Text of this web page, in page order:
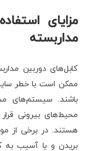
مزایای
مداربسته
کابل‌های دوربین
ممکن است با خطر
باشند. سیستم‌های
محیط‌های بیرونی
هستند. در برخی از
بریدن و یا آسیب به